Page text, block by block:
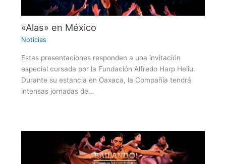
«Alas» en México
Noticias
Estas presentaciones responden a una invitación
especial cursada por la Fundación Alfredo Harp Heliu.
Durante su estancia en Oaxaca, la Compañía tendrá
intensas jornadas de…